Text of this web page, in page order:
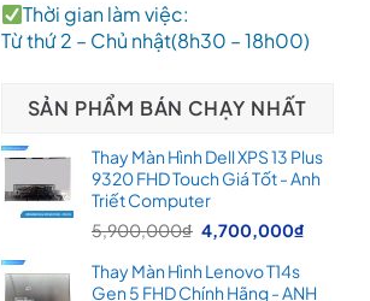
Thời gian làm việc:
Từ thứ 2 – Chủ nhật(8h30 – 18h00)
SẢN PHẨM BÁN CHẠY NHẤT
Thay Màn Hình Dell XPS 13 Plus
9320 FHD Touch Giá Tốt - Anh
Triết Computer
5,900,000₫ Giá
là:
4,700,000₫
Thay Màn Hình Lenovo T14s
Gen 5 FHD Chính Hãng - ANH